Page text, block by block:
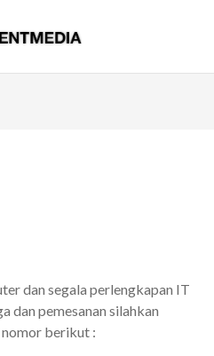
dan segala perlengkapan IT
dan pemesanan silahkan
berikut :